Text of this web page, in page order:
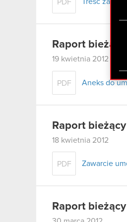
PDF
Raport
19 kwietnia 2012
PDF Aneks do
Raport
18 kwietnia 2012
PDF Zawarcie
Raport